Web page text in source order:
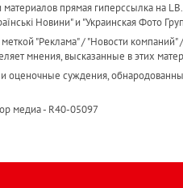
прямая гиперссылка на
Новини" и "Украинская Фото
"Реклама" / "Новости
мнения, высказанные в этих
оценочные суждения,
медиа - R40-05097